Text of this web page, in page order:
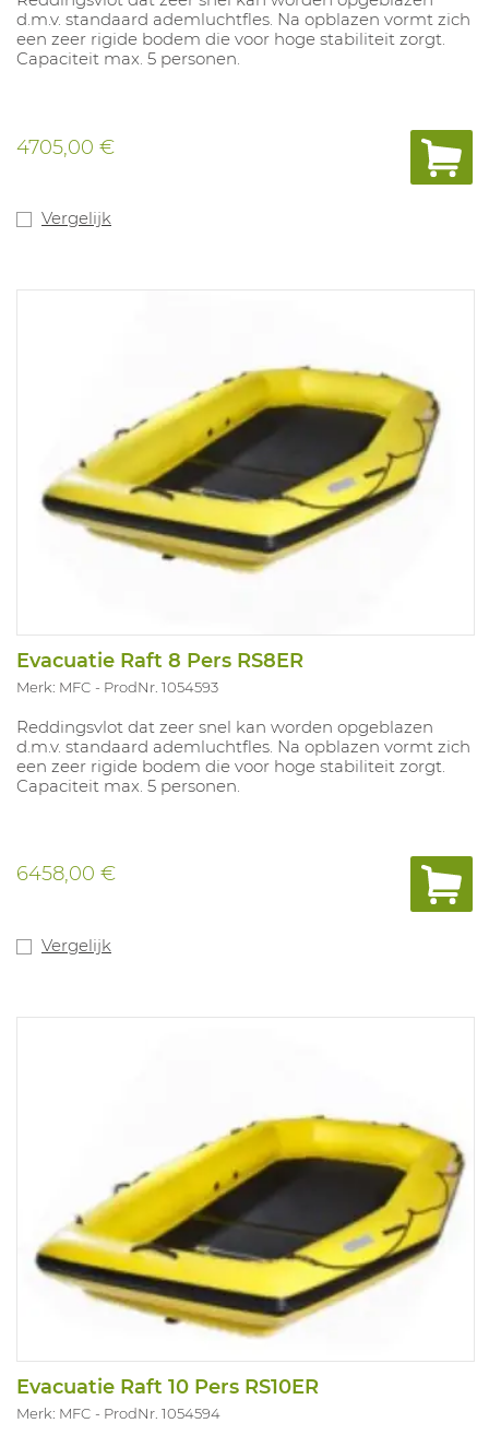
d.m.v. standaard ademluchtfles. Na opblazen vormt zich
een zeer rigide bodem die voor hoge stabiliteit zorgt.
Capaciteit max. 5 personen.
4705,00 €
Vergelijk
Evacuatie Raft 8 Pers RS8ER
Merk: MFC ProdNr. 1054593
Reddingsvlot dat zeer snel kan worden opgeblazen
d.m.v. standaard ademluchtfles. Na opblazen vormt zich
een zeer rigide bodem die voor hoge stabiliteit zorgt.
Capaciteit max. 5 personen.
6458,00 €
Vergelijk
Evacuatie Raft 10 Pers RS10ER
Merk: MFC ProdNr. 1054594